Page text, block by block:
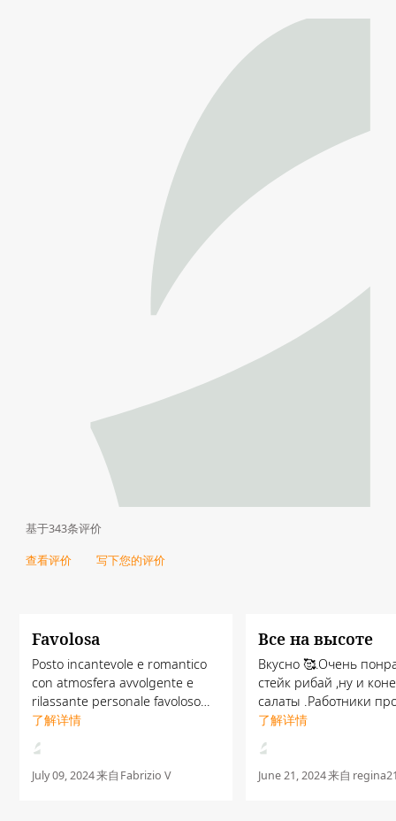
基于343条评价
查看评价 写下您的评价
Favolosa
Posto incantevole e romantico
con atmosfera avvolgente e
rilassante personale favoloso
sopratutto Irfan e la ragazza
che sta alla reception e la capa
che sono molto cordiali
lo.consiglio a tutti cibo ...
了解详情
July 09, 2024来自 Fabrizio V
Все на высоте
Вкусно 🥰.Очень
стейк рибай ,ну и
салаты .Работники
молодцы ,открывают
,интересуются все
,не хотим ли мы ещё
.Шев тоже выходил ,и
了解详情
June 21, 2024来自